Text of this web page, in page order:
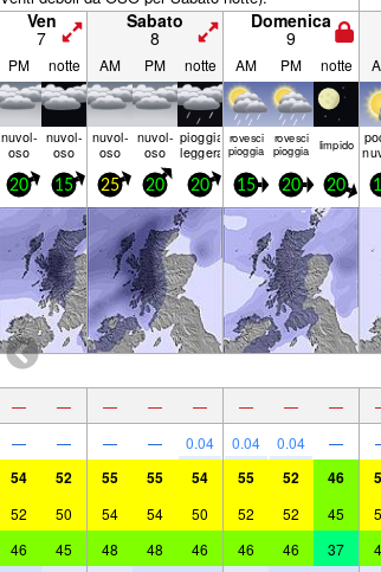
Ven
7
Sabato
8
Domenica
9
PM notte AM PM notte AM PM notte
nuvol-
oso
nuvol-
oso
nuvol-
oso
nuvol-
oso
pioggia
leggera
rovesci
pioggia
rovesci
pioggia limp­ido
20 15 25 20 20 15 20 20
— — — — — — — —
— — — — 0.04 0.04 0.04 —
54 52 55 55 54 55 52 46
52 50 54 54 50 52 52 45
46 45 48 48 46 46 46 37